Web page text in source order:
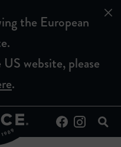
the European
website, please
.